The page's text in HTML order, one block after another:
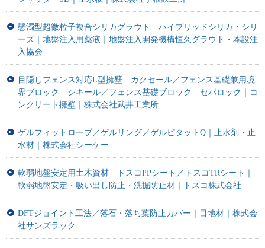
懸濁型超微粒子複合シリカグラウト ハイブリッドシリカ・シリ
ーズ｜地盤注入用薬液｜地盤注入開発機構恒久グラウト・本設注
入協会
目隠しフェンス対応L型擁壁 カクセール／フェンス基礎兼用境
界ブロック シキール／フェンス基礎ブロック セパロック｜コ
ンクリート擁壁｜株式会社武井工業所
ゲルフィットロープ／ゲルリング／ゲルピタットQ｜止水剤・止
水材｜株式会社シーケー
軟弱地盤安定用土木資材 トスコPPシート／トスコTRシート｜
軟弱地盤安定・吸い出し防止・洗掘防止材｜トスコ株式会社
DFTジョイント工法／落石・落ち葉防止カバー｜目地材｜株式会
社サンズラック